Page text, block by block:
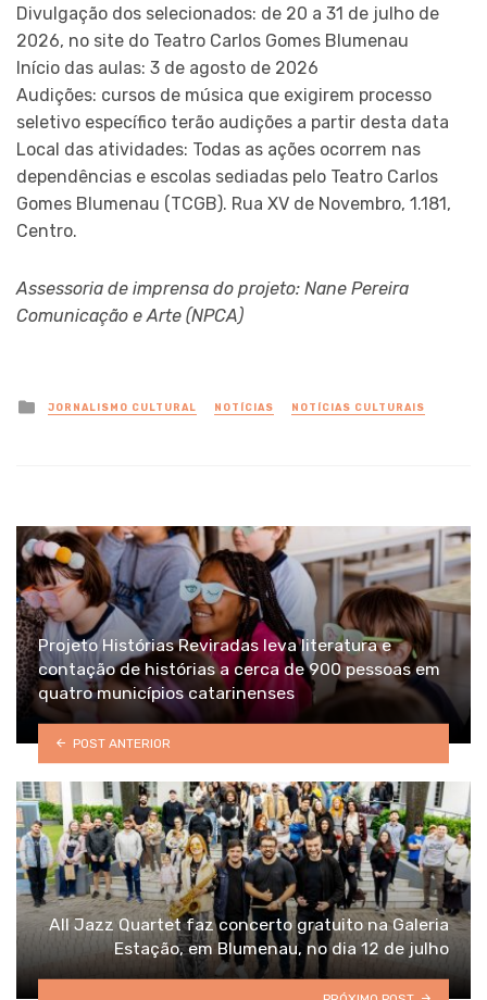
Divulgação dos selecionados: de 20 a 31 de julho de
2026, no site do Teatro Carlos Gomes Blumenau
Início das aulas: 3 de agosto de 2026
Audições: cursos de música que exigirem processo
seletivo específico terão audições a partir desta data
Local das atividades: Todas as ações ocorrem nas
dependências e escolas sediadas pelo Teatro Carlos
Gomes Blumenau (TCGB). Rua XV de Novembro, 1.181,
Centro.
Assessoria de imprensa do projeto: Nane Pereira
Comunicação e Arte (NPCA)
Posted
in
JORNALISMO CULTURAL NOTÍCIAS NOTÍCIAS CULTURAIS
Projeto Histórias Reviradas leva literatura e
contação de histórias a cerca de 900 pessoas em
quatro municípios catarinenses
POST ANTERIOR
All Jazz Quartet faz concerto gratuito na Galeria
Estação, em Blumenau, no dia 12 de julho